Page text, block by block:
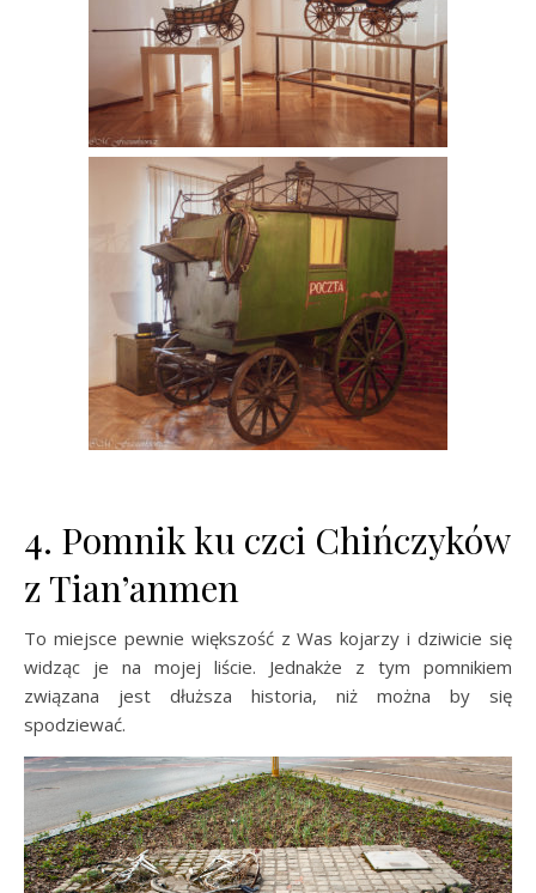
4. Pomnik ku czci Chińczyków
z Tian’anmen
To miejsce pewnie większość z Was kojarzy i dziwicie się
widząc je na mojej liście. Jednakże z tym pomnikiem
związana jest dłuższa historia, niż można by się
spodziewać.